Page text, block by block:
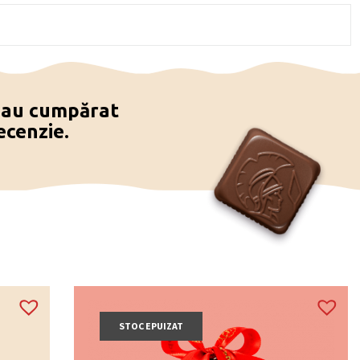
cumpărat
STOC EPUIZAT